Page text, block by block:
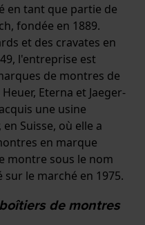
en tant que partie de
fondée en 1889.
et des cravates en
l'entreprise est
de montres de
Eterna et Jaeger-
une usine
Suisse, où elle a
en marque
montre sous le nom
le marché en 1975.
de montres